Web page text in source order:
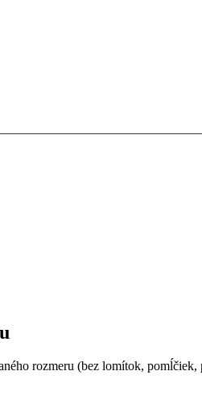
rozmeru (bez lomítok, pomĺčiek,